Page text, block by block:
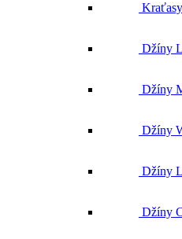
Kraťasy
Džíny
Džíny
Džíny
Džíny
Džíny